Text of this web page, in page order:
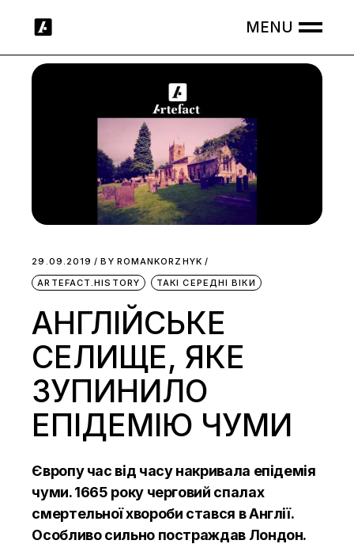
29.09.2019 BY ROMANKORZHYK
ARTEFACT.HISTORY
ТАКІ СЕРЕДНІ ВІКИ
АНГЛІЙСЬКЕ
СЕЛИЩЕ, ЯКЕ
ЗУПИНИЛО
ЕПІДЕМІЮ ЧУМИ
Європу час від часу накривала епідемія
чуми. 1665 року черговий спалах
смертельної хвороби стався в Англії.
Особливо сильно постраждав Лондон.